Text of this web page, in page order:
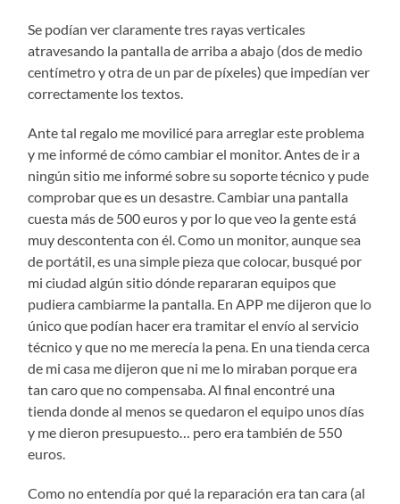
Se podían ver claramente tres rayas verticales
atravesando la pantalla de arriba a abajo (dos de medio
centímetro y otra de un par de píxeles) que impedían ver
correctamente los textos.
Ante tal regalo me movilicé para arreglar este problema
y me informé de cómo cambiar el monitor. Antes de ir a
ningún sitio me informé sobre su soporte técnico y pude
comprobar que es un desastre. Cambiar una pantalla
cuesta más de 500 euros y por lo que veo la gente está
muy descontenta con él. Como un monitor, aunque sea
de portátil, es una simple pieza que colocar, busqué por
mi ciudad algún sitio dónde repararan equipos que
pudiera cambiarme la pantalla. En APP me dijeron que lo
único que podían hacer era tramitar el envío al servicio
técnico y que no me merecía la pena. En una tienda cerca
de mi casa me dijeron que ni me lo miraban porque era
tan caro que no compensaba. Al final encontré una
tienda donde al menos se quedaron el equipo unos días
y me dieron presupuesto… pero era también de 550
euros.
Como no entendía por qué la reparación era tan cara (al